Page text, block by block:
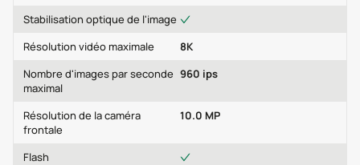
Stabilisation optique de l'image
Résolution vidéo maximale
8K
Nombre d'images par seconde
maximal
960 ips
Résolution de la caméra
frontale
10.0 MP
Flash